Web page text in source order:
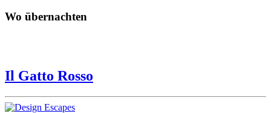
Wo übernachten
Il Gatto Rosso